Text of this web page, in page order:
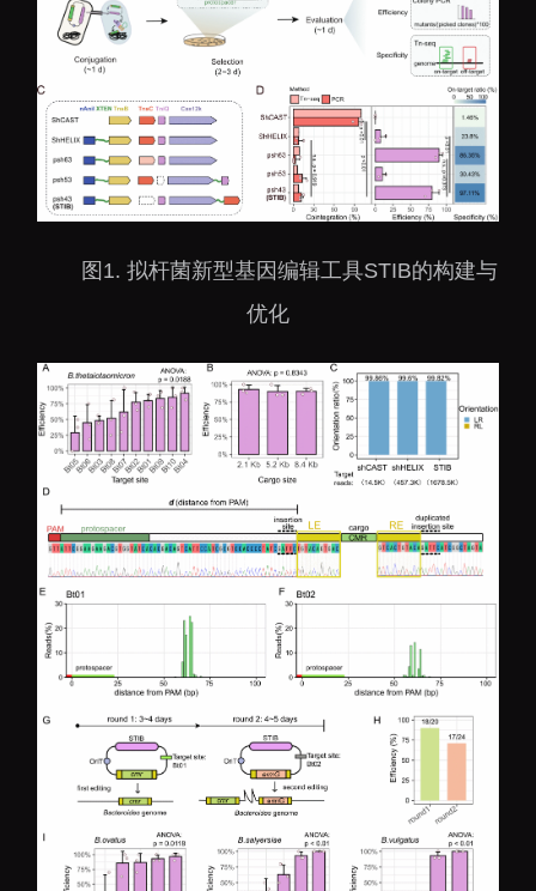
图1. 拟杆菌新型基因编辑工具STIB的构建与
优化